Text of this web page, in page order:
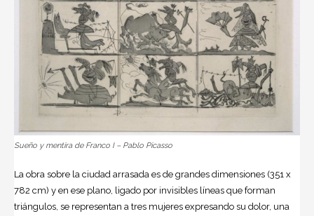
Sueño y mentira de Franco I – Pablo Picasso
La obra sobre la ciudad arrasada es de grandes dimensiones (351 x
782 cm) y en ese plano, ligado por invisibles líneas que forman
triángulos, se representan a tres mujeres expresando su dolor, una